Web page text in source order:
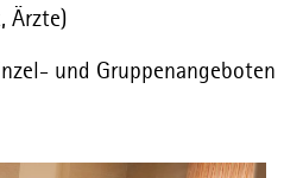
Ärzte)
und Gruppenangeboten